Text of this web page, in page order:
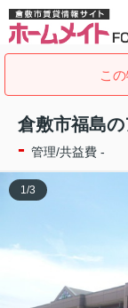
こ
倉敷市福島の
- 管理/共益費 -
1/3